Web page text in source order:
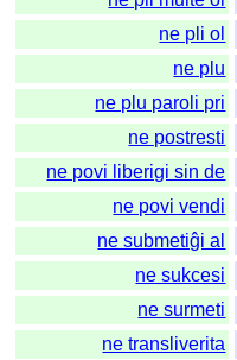
ne pli ol
ne plu
ne plu paroli pri
ne postresti
ne povi liberigi sin de
ne povi vendi
ne submetiĝi al
ne sukcesi
ne surmeti
ne transliverita